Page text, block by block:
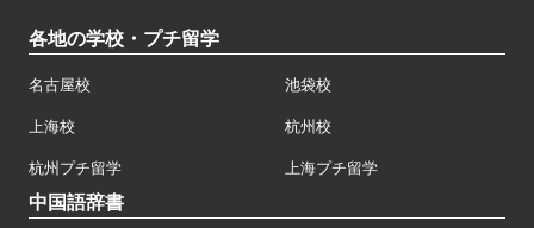
各地の学校・プチ留学
名古屋校 池袋校
上海校 杭州校
杭州プチ留学 上海プチ留学
中国語辞書